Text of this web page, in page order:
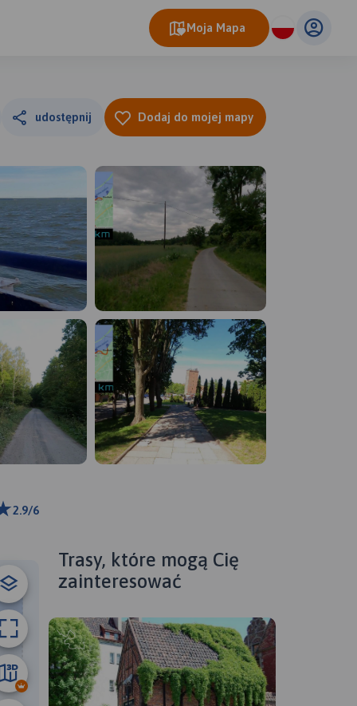
Moja Mapa
udostępnij Dodaj do mojej mapy
2.9/6
km
Trasy, które mogą Cię
zainteresować